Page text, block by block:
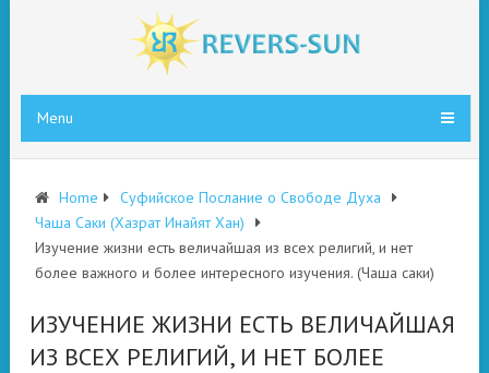
Menu
Home
Суфийское Послание о Свободе Духа
Чаша Саки (Хазрат Инайят Хан)
Изучение жизни есть величайшая из всех религий, и нет
более важного и более интересного изучения. (Чаша саки)
ИЗУЧЕНИЕ ЖИЗНИ ЕСТЬ ВЕЛИЧАЙШАЯ
ИЗ ВСЕХ РЕЛИГИЙ, И НЕТ БОЛЕЕ